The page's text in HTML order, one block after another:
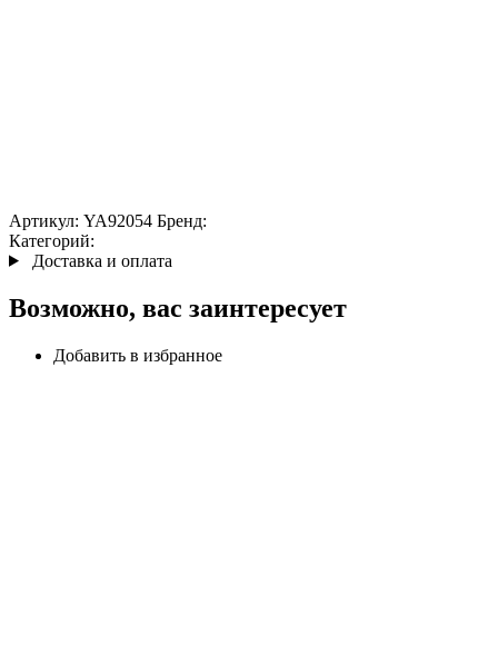
Артикул: YA92054 Бренд:
Категорий:
Доставка и оплата
Возможно, вас заинтересует
Добавить в избранное